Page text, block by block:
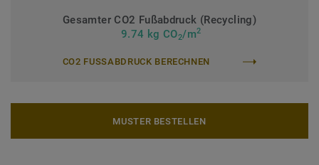
Gesamter CO2 Fußabdruck (Recycling)
9.74 kg CO2/m2
CO2 FUSSABDRUCK BERECHNEN
MUSTER BESTELLEN